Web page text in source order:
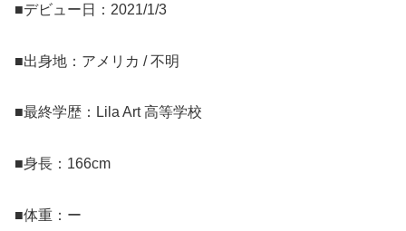
■デビュー日：2021/1/3
■出身地：アメリカ / 不明
■最終学歴：Lila Art 高等学校
■身長：166cm
■体重：ー